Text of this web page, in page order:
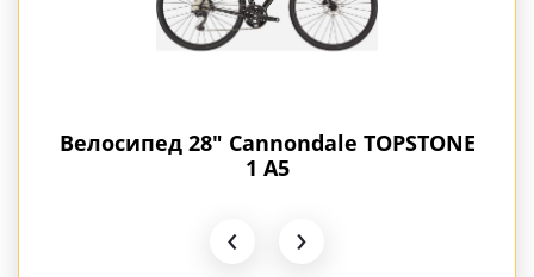
Велосипед 28" Cannondale TOPSTONE
1 A5
‹ ›